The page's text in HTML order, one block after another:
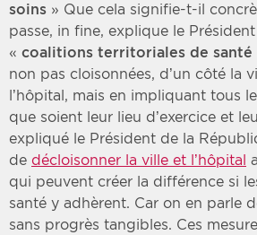
soins » Que cela signifie-t-il
passe, in fine, explique le
« coalitions territoriales de santé
non pas cloisonnées, d’un côté la
l’hôpital, mais en impliquant tous
que soient leur lieu d’exercice et
expliqué le Président de la
de décloisonner la ville et l’hôpital
qui peuvent créer la différence si
santé y adhèrent. Car on en parle
sans progrès tangibles. Ces